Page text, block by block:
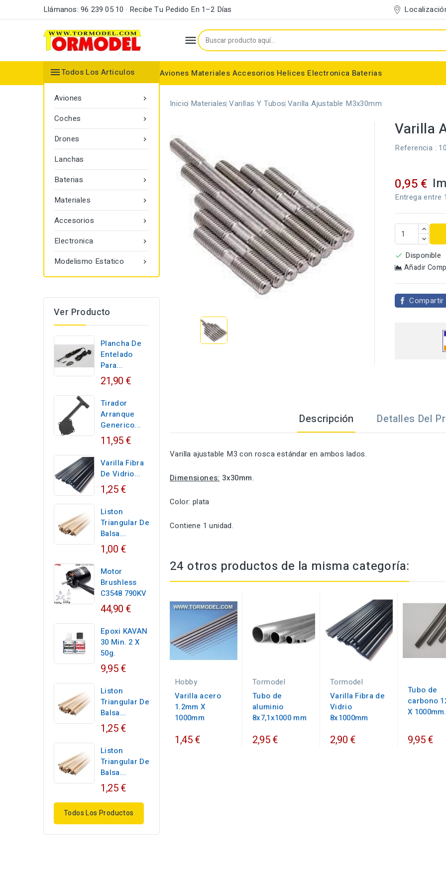
Llámanos: 96 239 05 10 · Recibe Tu Pedido En 1–2 Días

Aviones Materiales Accesorios Helices Electronica Baterias
Todos Los Articulos

Aviones

Coches

Drones
Lanchas

Baterias

Materiales

Accesorios

Electronica

Modelismo Estatico
Ver Producto
Plancha De
Entelado
Para...
21,90 €
Tirador
Arranque
Generico...
11,95 €
Varilla Fibra
De Vidrio...
1,25 €
Liston
Triangular De
Balsa...
1,00 €
Motor
Brushless
C3548 790KV
44,90 €
Epoxi KAVAN
30 Min. 2 X
50g.
9,95 €
Liston
Triangular De
Balsa...
1,25 €
Liston
Triangular De
Balsa...
1,25 €
Todos Los Productos
Inicio Materiales Varillas Y Tubos Varilla Ajustable M3x30mm
Varilla
Referencia :
0,95 €
Entrega entre
 Disponible
Añadir
Compartir
Descripción Detalles Del
Varilla ajustable M3 con rosca estándar en ambos lados.
Dimensiones: 3x30mm.
Color: plata
Contiene 1 unidad.
24 otros productos de la misma categoría:
Hobby
Varilla acero
1.2mm X
1000mm
1,45 €
Tormodel
Tubo de
aluminio
8x7,1x1000 mm
2,95 €
Tormodel
Varilla Fibra de
Vidrio
8x1000mm
2,90 €
Tubo de
carbono
X 1000mm.
9,95 €